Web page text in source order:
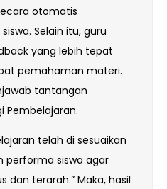
otomatis
Selain itu, guru
yang lebih tepat
pemahaman materi.
tantangan
Pembelajaran.
telah di sesuaikan
performa siswa agar
dan terarah.” Maka, hasil